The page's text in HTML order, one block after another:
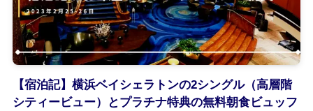
【宿泊記】横浜ベイシェラトンの2シングル（高層階
シティービュー）とプラチナ特典の無料朝食ビュッフ